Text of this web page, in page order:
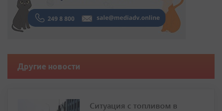
Другие новости
Ситуация с топливом в